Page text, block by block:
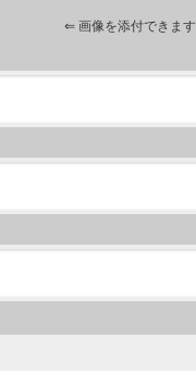
⇐ 画像を添付できます